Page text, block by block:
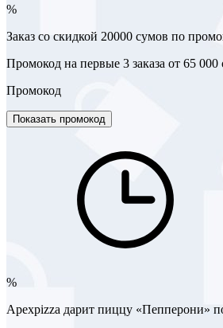
%
Заказ со скидкой 20000 сумов по
Промокод на первые 3 заказа от 65 000
Промокод
Показать промокод
%
Apexpizza дарит пиццу «Пепперони»